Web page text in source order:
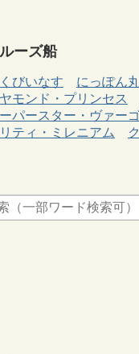
ーズ船
びいなす にっぽん
モンド・プリンセス
パースター・ヴァー
ティ・ミレニアム